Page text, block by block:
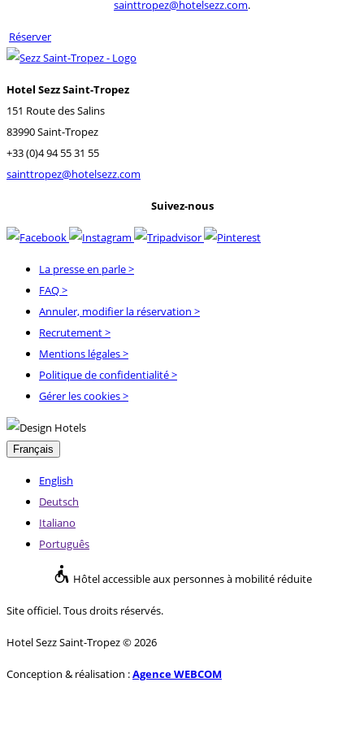
sainttropez@hotelsezz.com.
Réserver
Hotel Sezz Saint-Tropez
151 Route des Salins
83990 Saint-Tropez
+33 (0)4 94 55 31 55
sainttropez@hotelsezz.com
Suivez-nous
La presse en parle>
FAQ>
Annuler, modifier la réservation >
Recrutement>
Mentions légales>
Politique de confidentialité>
Gérer les cookies >
Français
English
Deutsch
Italiano
Português
Hôtel accessible aux personnes à mobilité réduite
Site officiel. Tous droits réservés.
Hotel Sezz Saint-Tropez © 2026
Conception & réalisation :Agence WEBCOM